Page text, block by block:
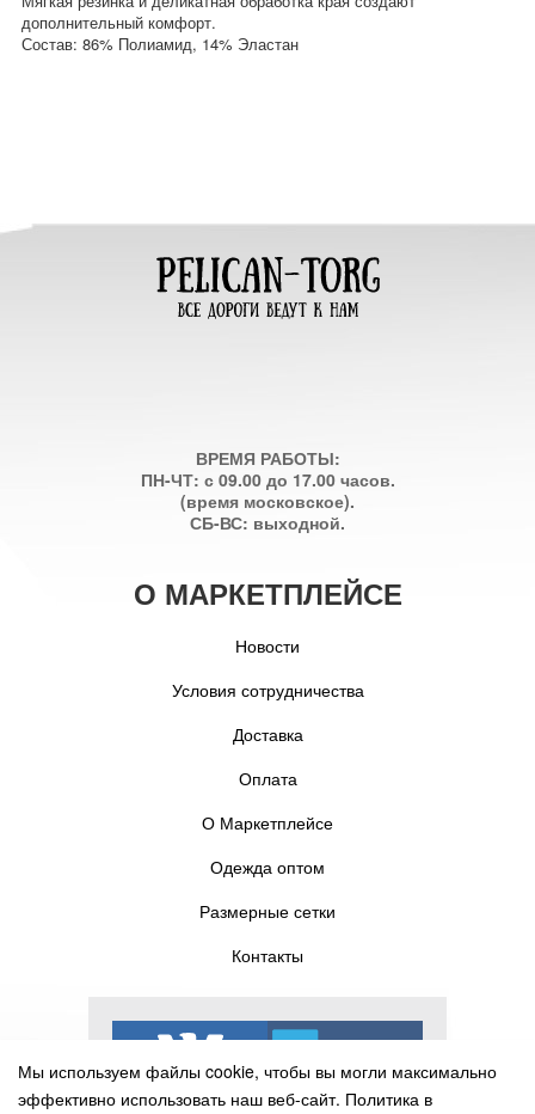
дополнительный комфорт.
Состав: 86% Полиамид, 14% Эластан
ВРЕМЯ РАБОТЫ:
ПН-ЧТ: с 09.00 до 17.00 часов.
(время московское).
СБ-ВС: выходной.
О МАРКЕТПЛЕЙСЕ
Новости
Условия сотрудничества
Доставка
Оплата
О Маркетплейсе
Одежда оптом
Размерные сетки
Контакты
Мы используем файлы cookie, чтобы вы могли максимально
эффективно использовать наш веб-сайт. Политика в